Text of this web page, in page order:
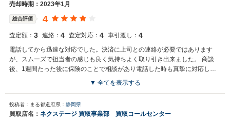
売却時期：2023年1月
総合評価 4
査定額： 3 連絡： 4 査定対応： 4 車引渡し： 4
電話してから迅速な対応でした。決済に上司との連絡が必要ではあります
が、スムーズで担当者の感じも良く気持ちよく取り引き出来ました。 商談
後、1週間たった後に保険のことで相談があり電話した時も真摯に対応して
買取店からの返信
お世話になっております。 株式会社ネクステージでございます。 この
度はネクステージをご利用いただきまして誠にありがとうございまし
▼ 全てを表示する
投稿者：まる都道府県： 静岡県
買取店名： ネクステージ 買取事業部 買取コールセンター